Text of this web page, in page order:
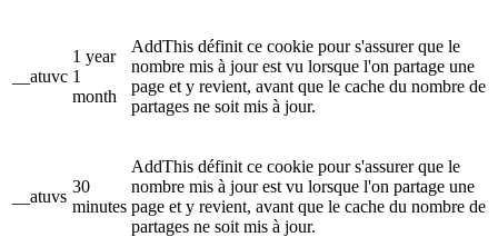
__atuvc
1 year
1
month
AddThis définit ce cookie pour s'assurer que le
nombre mis à jour est vu lorsque l'on partage une
page et y revient, avant que le cache du nombre de
partages ne soit mis à jour.
__atuvs
30
minutes
AddThis définit ce cookie pour s'assurer que le
nombre mis à jour est vu lorsque l'on partage une
page et y revient, avant que le cache du nombre de
partages ne soit mis à jour.